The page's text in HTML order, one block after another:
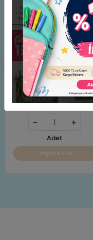
Barbie Pop Reveal Bobo
Tea Serisi Berry Bliss
1.299,99 TL
Adet
Sepete Ekle